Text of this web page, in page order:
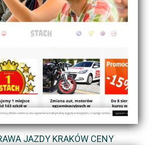
JAZDY KRAKÓW CENY